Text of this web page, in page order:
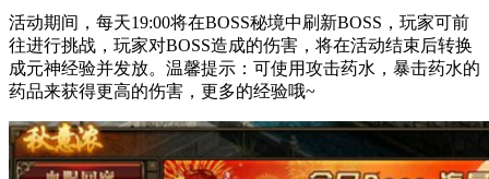
活动期间，每天19:00将在BOSS秘境中刷新BOSS，玩家可前
往进行挑战，玩家对BOSS造成的伤害，将在活动结束后转换
成元神经验并发放。温馨提示：可使用攻击药水，暴击药水的
药品来获得更高的伤害，更多的经验哦~